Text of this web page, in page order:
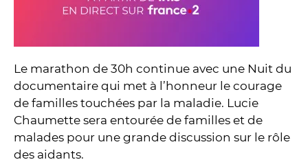
Le marathon de 30h continue avec une Nuit du
documentaire qui met à l’honneur le courage
de familles touchées par la maladie. Lucie
Chaumette sera entourée de familles et de
malades pour une grande discussion sur le rôle
des aidants.